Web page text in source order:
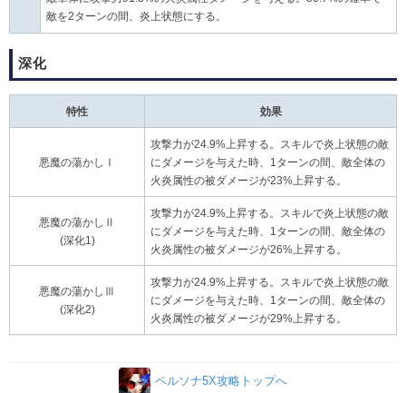
敵を2ターンの間、炎上状態にする。
深化
特性 効果
悪魔の蕩かしⅠ
攻撃力が24.9%上昇する。スキルで炎上状態の敵
にダメージを与えた時、1ターンの間、敵全体の
火炎属性の被ダメージが23%上昇する。
悪魔の蕩かしⅡ
(深化1)
攻撃力が24.9%上昇する。スキルで炎上状態の敵
にダメージを与えた時、1ターンの間、敵全体の
火炎属性の被ダメージが26%上昇する。
悪魔の蕩かしⅢ
(深化2)
攻撃力が24.9%上昇する。スキルで炎上状態の敵
にダメージを与えた時、1ターンの間、敵全体の
火炎属性の被ダメージが29%上昇する。
ペルソナ5X攻略トップへ